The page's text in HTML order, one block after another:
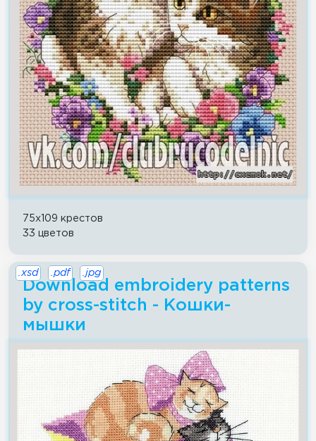
75x109 крестов
33 цветов
Download embroidery patterns
by cross-stitch - Кошки-
мышки
.xsd .pdf .jpg